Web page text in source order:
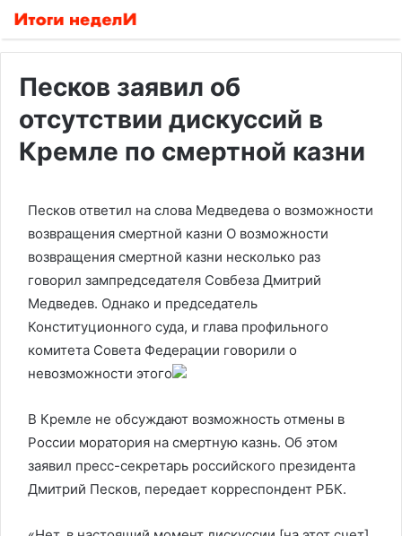
Песков заявил об
отсутствии дискуссий в
Кремле по смертной казни
Песков ответил на слова Медведева о возможности
возвращения смертной казни О возможности
возвращения смертной казни несколько раз
говорил зампредседателя Совбеза Дмитрий
Медведев. Однако и председатель
Конституционного суда, и глава профильного
комитета Совета Федерации говорили о
невозможности этого
В Кремле не обсуждают возможность отмены в
России моратория на смертную казнь. Об этом
заявил пресс-секретарь российского президента
Дмитрий Песков, передает корреспондент РБК.